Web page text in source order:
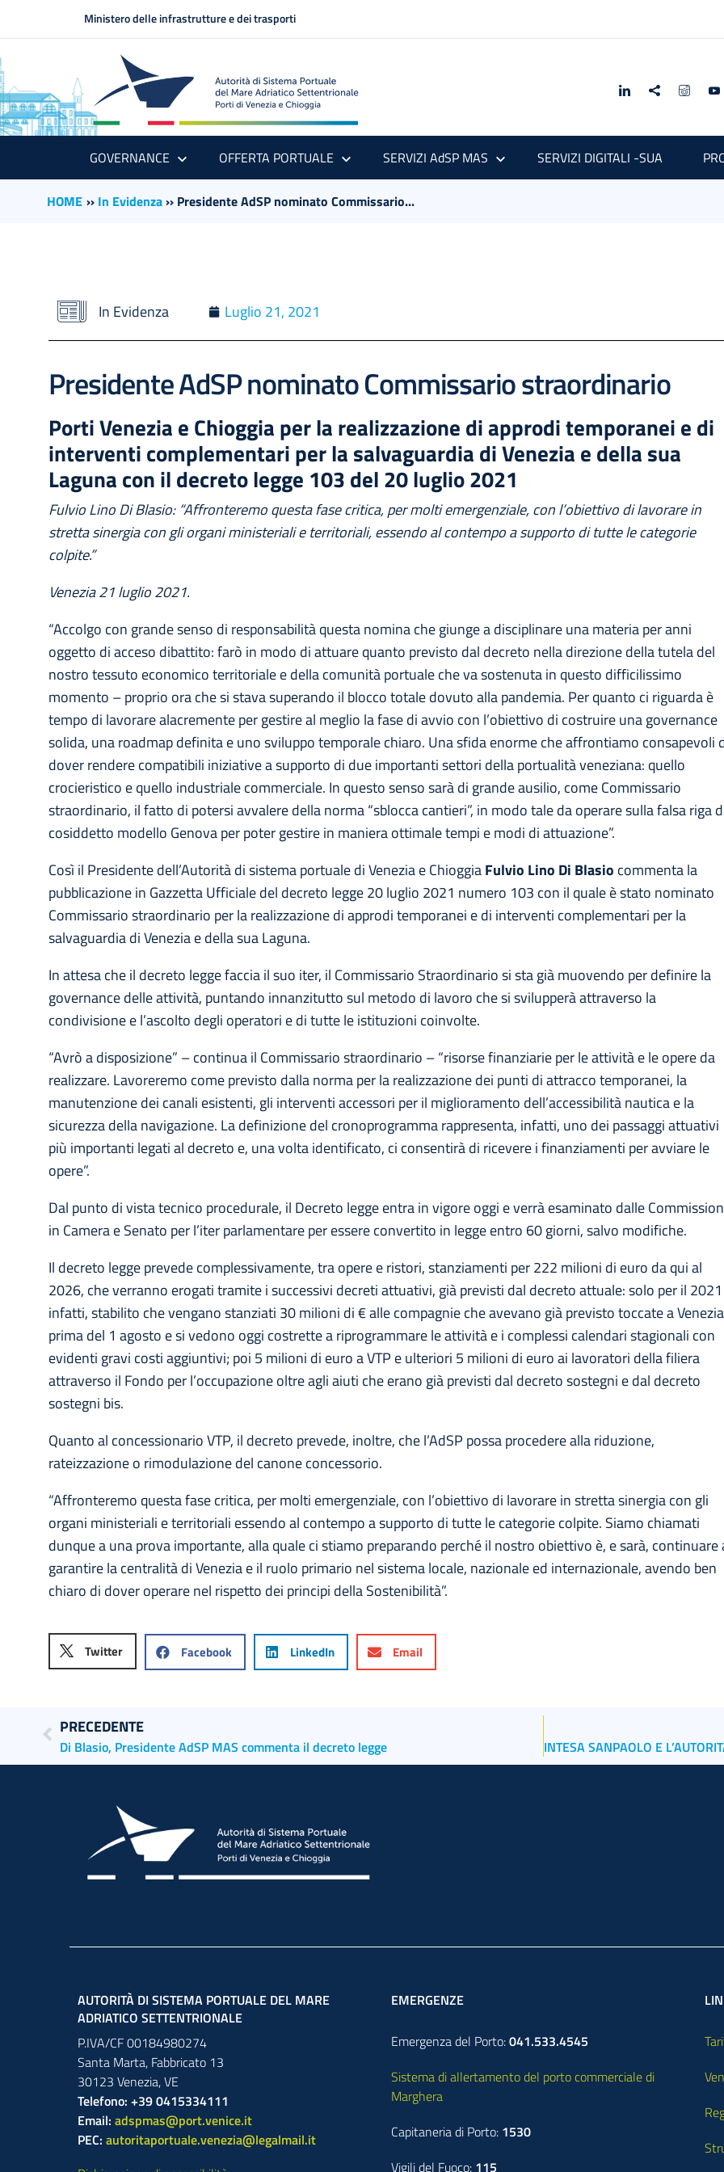
Ministero delle infrastrutture e dei trasporti
GOVERNANCE OFFERTA PORTUALE SERVIZI AdSP MAS SERVIZI DIGITALI -SUA
HOME ›› In Evidenza›› Presidente AdSP nominato Commissario...
In Evidenza Luglio 21, 2021
Presidente AdSP nominato Commissario straordinario
Porti Venezia e Chioggia per la realizzazione di approdi temporanei e di
interventi complementari per la salvaguardia di Venezia e della sua
Laguna con il decreto legge 103 del 20 luglio 2021
Fulvio Lino Di Blasio: “Affronteremo questa fase critica, per molti emergenziale, con l’obiettivo di lavorare in
stretta sinergia con gli organi ministeriali e territoriali, essendo al contempo a supporto di tutte le categorie
colpite.”
Venezia 21 luglio 2021.
“Accolgo con grande senso di responsabilità questa nomina che giunge a disciplinare una materia per anni
oggetto di acceso dibattito: farò in modo di attuare quanto previsto dal decreto nella direzione della tutela del
nostro tessuto economico territoriale e della comunità portuale che va sostenuta in questo difficilissimo
momento – proprio ora che si stava superando il blocco totale dovuto alla pandemia. Per quanto ci riguarda è
tempo di lavorare alacremente per gestire al meglio la fase di avvio con l’obiettivo di costruire una governance
solida, una roadmap definita e uno sviluppo temporale chiaro. Una sfida enorme che affrontiamo consapevoli
dover rendere compatibili iniziative a supporto di due importanti settori della portualità veneziana: quello
crocieristico e quello industriale commerciale. In questo senso sarà di grande ausilio, come Commissario
straordinario, il fatto di potersi avvalere della norma “sblocca cantieri”, in modo tale da operare sulla falsa riga
cosiddetto modello Genova per poter gestire in maniera ottimale tempi e modi di attuazione”.
Così il Presidente dell’Autorità di sistema portuale di Venezia e ChioggiaFulvio Lino Di Blasio commenta la
pubblicazione in Gazzetta Ufficiale del decreto legge 20 luglio 2021 numero 103 con il quale è stato nominato
Commissario straordinario per la realizzazione di approdi temporanei e di interventi complementari per la
salvaguardia di Venezia e della sua Laguna.
In attesa che il decreto legge faccia il suo iter, il Commissario Straordinario si sta già muovendo per definire la
governance delle attività, puntando innanzitutto sul metodo di lavoro che si svilupperà attraverso la
condivisione e l’ascolto degli operatori e di tutte le istituzioni coinvolte.
“Avrò a disposizione” – continua il Commissario straordinario – “risorse finanziarie per le attività e le opere da
realizzare. Lavoreremo come previsto dalla norma per la realizzazione dei punti di attracco temporanei, la
manutenzione dei canali esistenti, gli interventi accessori per il miglioramento dell’accessibilità nautica e la
sicurezza della navigazione. La definizione del cronoprogramma rappresenta, infatti, uno dei passaggi attuativi
più importanti legati al decreto e, una volta identificato, ci consentirà di ricevere i finanziamenti per avviare le
opere”.
Dal punto di vista tecnico procedurale, il Decreto legge entra in vigore oggi e verrà esaminato dalle
in Camera e Senato per l’iter parlamentare per essere convertito in legge entro 60 giorni, salvo modifiche.
Il decreto legge prevede complessivamente, tra opere e ristori, stanziamenti per 222 milioni di euro da qui al
2026, che verranno erogati tramite i successivi decreti attuativi, già previsti dal decreto attuale: solo per il
infatti, stabilito che vengano stanziati 30 milioni di € alle compagnie che avevano già previsto toccate a Venezia
prima del 1 agosto e si vedono oggi costrette a riprogrammare le attività e i complessi calendari stagionali con
evidenti gravi costi aggiuntivi; poi 5 milioni di euro a VTP e ulteriori 5 milioni di euro ai lavoratori della filiera
attraverso il Fondo per l’occupazione oltre agli aiuti che erano già previsti dal decreto sostegni e dal decreto
sostegni bis.
Quanto al concessionario VTP, il decreto prevede, inoltre, che l’AdSP possa procedere alla riduzione,
rateizzazione o rimodulazione del canone concessorio.
“Affronteremo questa fase critica, per molti emergenziale, con l’obiettivo di lavorare in stretta sinergia con gli
organi ministeriali e territoriali essendo al contempo a supporto di tutte le categorie colpite. Siamo chiamati
dunque a una prova importante, alla quale ci stiamo preparando perché il nostro obiettivo è, e sarà, continuare
garantire la centralità di Venezia e il ruolo primario nel sistema locale, nazionale ed internazionale, avendo ben
chiaro di dover operare nel rispetto dei principi della Sostenibilità”.
Twitter Facebook LinkedIn Email
PRECEDENTE
Di Blasio, Presidente AdSP MAS commenta il decreto legge
AUTORITÀ DI SISTEMA PORTUALE DEL MARE
ADRIATICO SETTENTRIONALE
P.IVA/CF 00184980274
Santa Marta, Fabbricato 13
30123 Venezia,VE
Telefono: +39 0415334111
Email: adspmas@port.venice.it
PEC: autoritaportuale.venezia@legalmail.it
EMERGENZE
Emergenza del Porto:041.533.4545
Sistema di allertamento del porto commerciale di
Marghera
Capitaneria di Porto: 1530
Vigili del Fuoco: 115